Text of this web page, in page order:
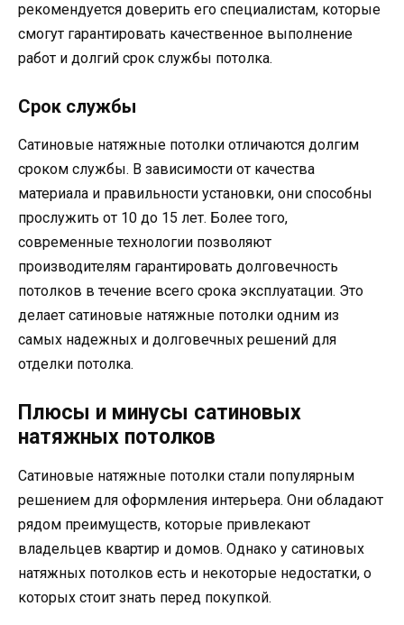
рекомендуется доверить его специалистам, которые
смогут гарантировать качественное выполнение
работ и долгий срок службы потолка.
Срок службы
Сатиновые натяжные потолки отличаются долгим
сроком службы. В зависимости от качества
материала и правильности установки, они способны
прослужить от 10 до 15 лет. Более того,
современные технологии позволяют
производителям гарантировать долговечность
потолков в течение всего срока эксплуатации. Это
делает сатиновые натяжные потолки одним из
самых надежных и долговечных решений для
отделки потолка.
Плюсы и минусы сатиновых
натяжных потолков
Сатиновые натяжные потолки стали популярным
решением для оформления интерьера. Они обладают
рядом преимуществ, которые привлекают
владельцев квартир и домов. Однако у сатиновых
натяжных потолков есть и некоторые недостатки, о
которых стоит знать перед покупкой.